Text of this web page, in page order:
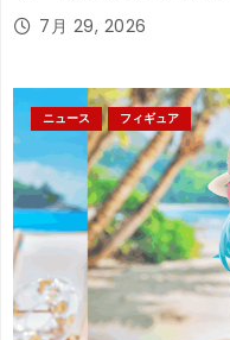
7月 29, 2026
ニュース フィギュア